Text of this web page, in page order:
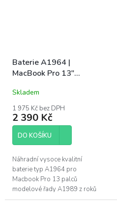
Baterie A1964 |
MacBook Pro 13"
Early 2019), (A2251 Mid
2020)
Skladem
1 975 Kč bez DPH
2 390 Kč
DO KOŠÍKU
Náhradní vysoce kvalitní
baterie typ A1964 pro
Macbook Pro 13 palců
modelové řady A1989 z roků
Late 2018 a Early 2019,